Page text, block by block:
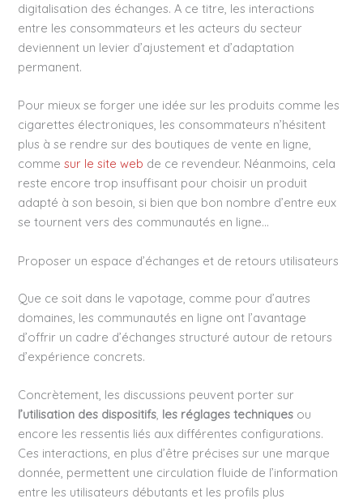
digitalisation des échanges. A ce titre, les interactions
entre les consommateurs et les acteurs du secteur
deviennent un levier d’ajustement et d’adaptation
permanent.
Pour mieux se forger une idée sur les produits comme les
cigarettes électroniques, les consommateurs n’hésitent
plus à se rendre sur des boutiques de vente en ligne,
commesur le site web de ce revendeur. Néanmoins, cela
reste encore trop insuffisant pour choisir un produit
adapté à son besoin, si bien que bon nombre d’entre eux
se tournent vers des communautés en ligne…
Proposer un espace d’échanges et de retours utilisateurs
Que ce soit dans le vapotage, comme pour d’autres
domaines, les communautés en ligne ont l’avantage
d’offrir un cadre d’échanges structuré autour de retours
d’expérience concrets.
Concrètement, les discussions peuvent porter sur
l’utilisation des dispositifs, les réglages techniques ou
encore les ressentis liés aux différentes configurations.
Ces interactions, en plus d’être précises sur une marque
donnée, permettent une circulation fluide de l’information
entre les utilisateurs débutants et les profils plus